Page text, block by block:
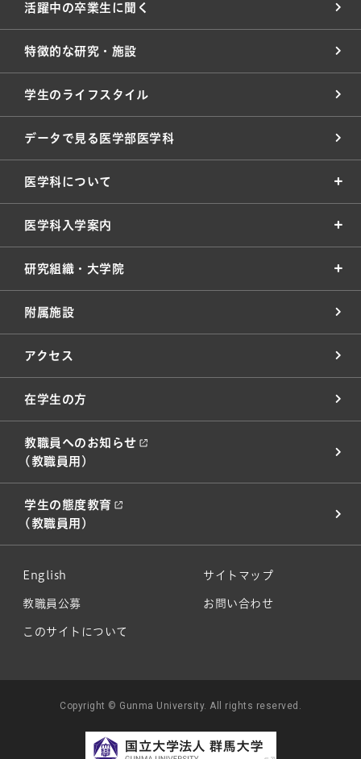
活躍中の卒業生に聞く
特徴的な研究・施設
学生のライフスタイル
データで見る医学部医学科
医学科について
医学科入学案内
研究組織・大学院
附属施設
アクセス
在学生の方
教職員へのお知らせ
(教職員用)
学生の態度教育
(教職員用)
English サイトマップ
教職員公募 お問い合わせ
このサイトについて
Copyright © Gunma University. All rights reserved.